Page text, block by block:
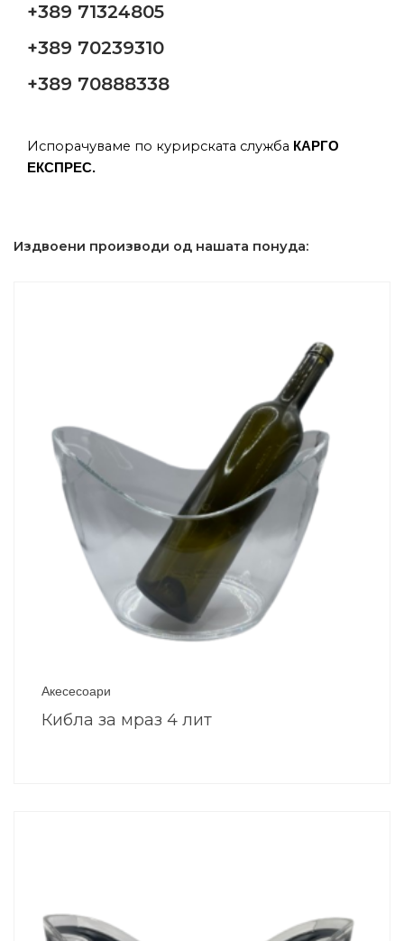
+389 71324805
+389 70239310
+389 70888338
Испорачуваме по курирската служба КАРГО
ЕКСПРЕС.
Издвоени производи од нашата понуда:
Акесесоари
Кибла за мраз 4 лит